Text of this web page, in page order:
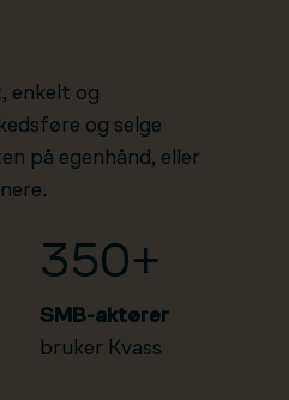
enkelt og
og selge
på egenhånd, eller
350+
SMB-aktører
bruker Kvass